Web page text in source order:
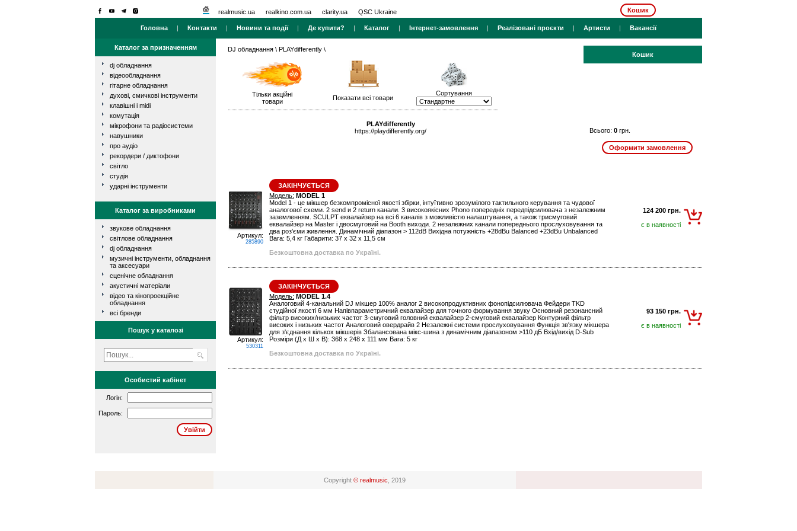
realmusic.ua realkino.com.ua clarity.ua QSC Ukraine Кошик
Головна | Контакти | Новини та події| Де купити? | Каталог | Інтернет-замовлення | Реалізовані проєкти | Артисти | Вакансії
Каталог за призначенням
dj обладнання
відеообладнання
гітарне обладнання
духові, смичкові інструменти
клавішні і midi
комутація
мікрофони та радіосистеми
навушники
про аудіо
рекордери / диктофони
світло
студія
ударні інструменти
Каталог за виробниками
звукове обладнання
світлове обладнання
dj обладнання
музичні інструменти, обладнання
та аксесуари
сценічне обладнання
акустичні матеріали
відео та кінопроекційне
обладнання
всі бренди
Пошук у каталозі
Особистий кабінет
Логін:
Пароль:
DJ обладнання \ PLAYdifferently \
Тільки акційні
товари
Показати всі товари
Сортування
PLAYdifferently
https://playdifferently.org/
Кошик
Всього: 0 грн.
Артикул:
285890
ЗАКІНЧУЄТЬСЯ
Модель: MODEL 1
Model 1 - це мікшер безкомпромісної якості збірки, інтуїтивно зрозумілого тактильного керування та чудової
аналогової схеми. 2 send и 2 return канали. 3 високоякісних Phonо попередніх передпідсилювача з незалежним
заземленням. SCULPT еквалайзер на всі 6 каналів з можливістю налаштування, а також трисмуговий
еквалайзер на Master і двосмуговий на Booth виходи. 2 незалежних канали попереднього прослуховування та
два роз'єми живлення. Динамічний діапазон > 112dB Вихідна потужність +28dBu Balanced +23dBu Unbalanced
Вага: 5,4 кг Габарити: 37 x 32 x 11,5 см
Безкоштовна доставка по Україні.
124 200 грн.
є в наявності
Артикул:
530311
ЗАКІНЧУЄТЬСЯ
Модель: MODEL 1.4
Аналоговий 4-канальний DJ мікшер 100% аналог 2 високопродуктивних фонопідсилювача Фейдери TKD
студійної якості 6 мм Напівпараметричний еквалайзер для точного формування звуку Основний резонансний
фільтр високих/низьких частот 3-смуговий головний еквалайзер 2-смуговий еквалайзер Контурний фільтр
високих і низьких частот Аналоговий овердрайв 2 Незалежні системи прослуховування Функція зв'язку мікшера
для з'єднання кількох мікшерів Збалансована мікс-шина з динамічним діапазоном >110 дБ Вхід/вихід D-Sub
Розміри (Д x Ш x В): 368 x 248 x 111 мм Вага: 5 кг
Безкоштовна доставка по Україні.
93 150 грн.
є в наявності
Copyright © realmusic , 2019